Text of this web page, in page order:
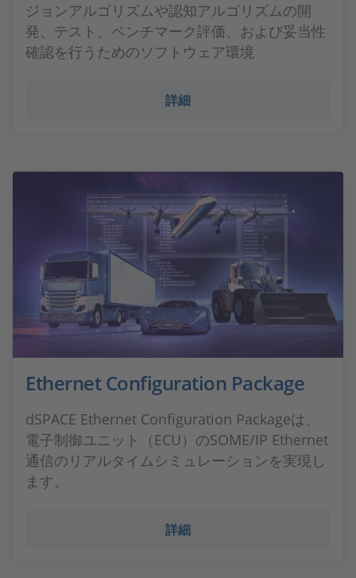
ジョンアルゴリズムや認知アルゴリズムの開
発、テスト、ベンチマーク評価、および妥当性
確認を行うためのソフトウェア環境
詳細
Ethernet Configuration Package
dSPACE Ethernet Configuration Packageは、
電子制御ユニット（ECU）のSOME/IP Ethernet
通信のリアルタイムシミュレーションを実現し
ます。
詳細